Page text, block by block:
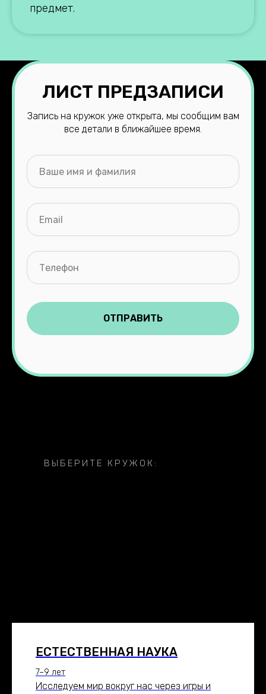
предмет.
ЛИСТ ПРЕДЗАПИСИ
Запись на кружок уже открыта, мы сообщим вам
все детали в ближайшее время.
ОТПРАВИТЬ
ВЫБЕРИТЕ КРУЖОК:
ЕСТЕСТВЕННАЯ НАУКА
7–9 лет
Исследуем мир вокруг нас через игры и